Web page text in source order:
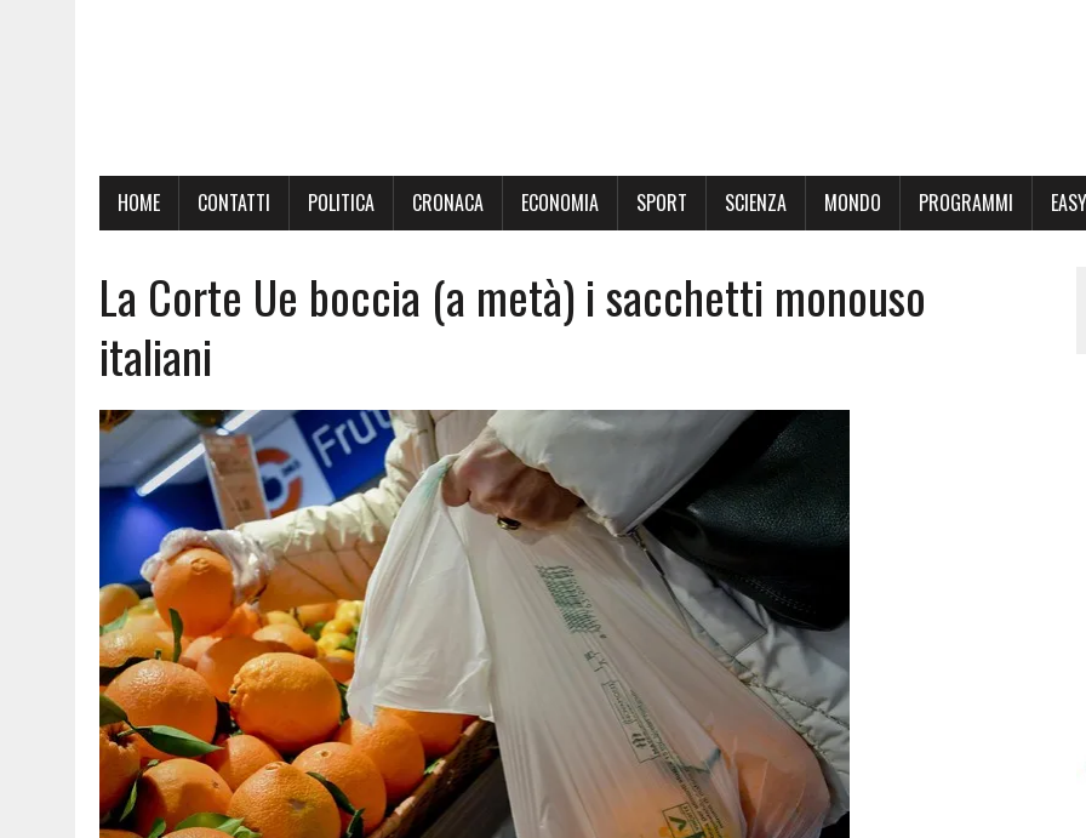
HOME CONTATTI POLITICA CRONACA ECONOMIA SPORT SCIENZA MONDO PROGRAMMI
La Corte Ue boccia (a metà) i sacchetti monouso
italiani